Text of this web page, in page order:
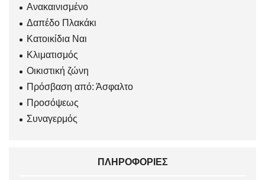
Ανακαινισμένο
Δαπέδο Πλακάκι
Κατοικίδια Ναι
Κλιματισμός
Οικιστική ζώνη
Πρόσβαση από: Άσφαλτο
Προσόψεως
Συναγερμός
ΠΛΗΡΟΦΟΡΊΕΣ